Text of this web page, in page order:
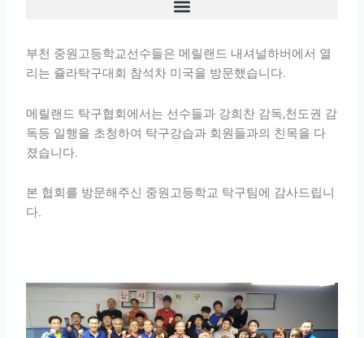
부천 중원고등학교선수들은 메릴랜드 내셔널하버에서 열
리는 쥴라탁구대회 참석차 미국을 방문했습니다.
메릴랜드 탁구협회에서는 선수들과 강희찬 감독,천도권 감
독등 일행을 초청하여 탁구강습과 회원들과의 친목을 다
졌습니다.
본 협회를 방문해주신 중원고등학교 탁구팀에 감사드립니
다.